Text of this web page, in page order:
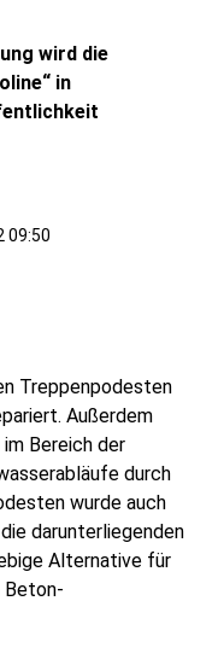
wird die
in
09:50
Treppenpodesten
Außerdem
Bereich der
durch
wurde auch
darunterliegenden
Alternative für
Beton-